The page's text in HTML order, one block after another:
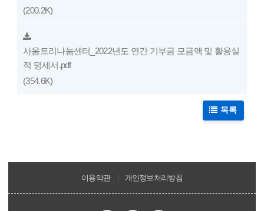
(200.2K)
사움트리나눔센터_2022년도 연간 기부금 모금액 및 활용실
적 명세서.pdf
(354.6K)
목록
이용약관 개인정보처리방침